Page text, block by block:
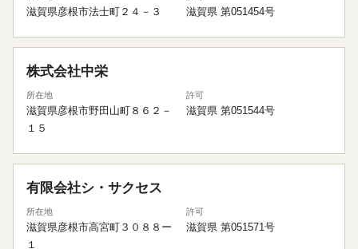
滋賀県彦根市法士町２４－３ 滋賀県 第051454号
株式会社中栄
所在地
滋賀県彦根市野田山町８６２－
１５
許可
滋賀県 第051544号
有限会社シ・サクセス
所在地
滋賀県彦根市高宮町３０８８ー
１
許可
滋賀県 第051571号